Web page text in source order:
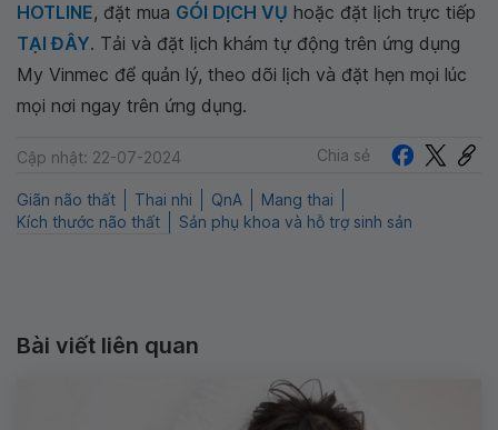
HOTLINE, đặt mua GÓI DỊCH VỤ hoặc đặt lịch trực tiếp
TẠI ĐÂY. Tải và đặt lịch khám tự động trên ứng dụng
My Vinmec để quản lý, theo dõi lịch và đặt hẹn mọi lúc
mọi nơi ngay trên ứng dụng.
Cập nhật: 22-07-2024 Chia sẻ
Giãn não thất Thai nhi QnA
Mang thai
Kích thước não thất
Sản phụ khoa và hỗ trợ sinh sản
Bài viết liên quan